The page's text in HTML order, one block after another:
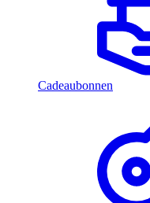
Cadeaubonnen